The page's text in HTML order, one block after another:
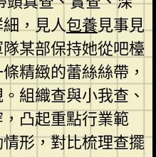
，見人包養見事見
某部保持她從吧檯
精緻的蕾絲絲帶，
組織查與小我查、
凸起重點行業範
形，對比梳理查擺